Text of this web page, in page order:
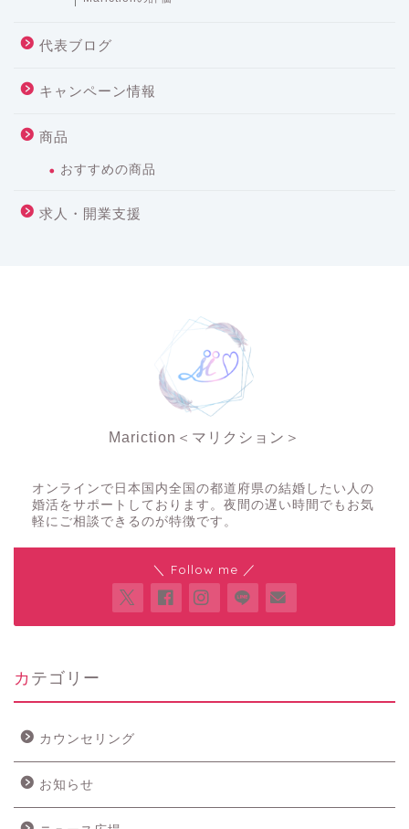
代表ブログ
キャンペーン情報
商品
おすすめの商品
求人・開業支援
Mariction＜マリクション＞
オンラインで日本国内全国の都道府県の結婚したい人の
婚活をサポートしております。夜間の遅い時間でもお気
軽にご相談できるのが特徴です。
＼ Follow me ／
カテゴリー
カウンセリング
お知らせ